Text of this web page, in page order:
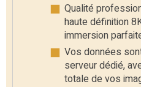
Qualité
haute définition
immersion
Vos données
serveur dédié,
totale de vos